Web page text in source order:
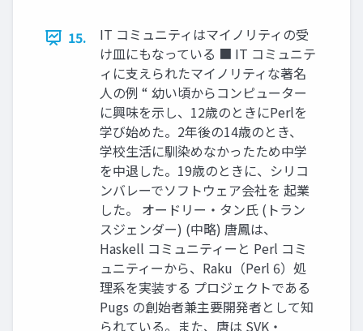
15.
IT コミュニティはマイノリティの受
け皿にもなっている ■ IT コミュニテ
ィに支えられたマイノリティな著名
人の例 “ 幼い頃からコンピューター
に興味を示し、12歳のときにPerlを
学び始めた。2年後の14歳のとき、
学校生活に馴染めなかったため中学
を中退した。19歳のときに、シリコ
ンバレーでソフトウェア会社を 起業
した。 オードリー・タン氏 (トラン
スジェンダー) (中略) 唐鳳は、
Haskell コミュニティーと Perl コミ
ュニティーから、Raku（Perl 6）処
理系を実装する プロジェクトである
Pugs の創始者兼主要開発者として知
られている。また、唐は SVK・